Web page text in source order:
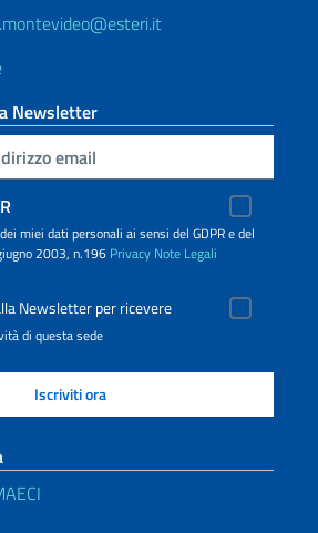
Newsletter
miei dati personali ai sensi del GDPR e del
2003, n.196 Privacy Note Legali
Newsletter per ricevere
di questa sede